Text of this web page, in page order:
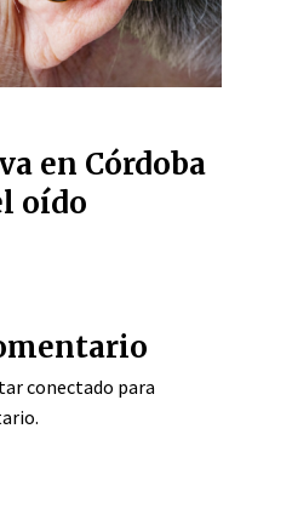
en Córdoba
oído
conectado para